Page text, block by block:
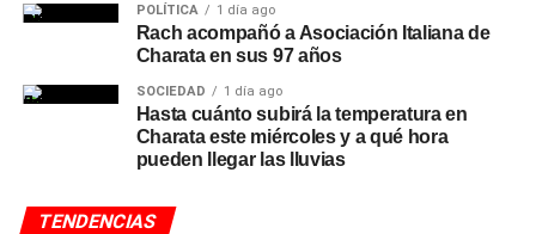
POLÍTICA 1 día ago
Rach acompañó a Asociación Italiana de
Charata en sus 97 años
SOCIEDAD 1 día ago
Hasta cuánto subirá la temperatura en
Charata este miércoles y a qué hora
pueden llegar las lluvias
TENDENCIAS